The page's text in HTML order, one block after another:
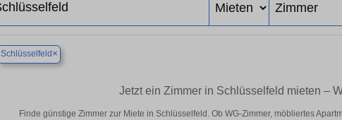
Schlüsselfeld ×
Jetzt ein Zimmer in Schlüsselfeld mieten –
Finde günstige Zimmer zur Miete in Schlüsselfeld. Ob WG-Zimmer, möbliertes